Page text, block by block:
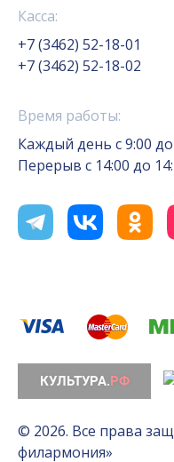
Касса:
+7 (3462) 52-18-01
+7 (3462) 52-18-02
Время работы:
Каждый день с 9:00 до
Перерыв с 14:00 до
© 2026. Все права
филармония»